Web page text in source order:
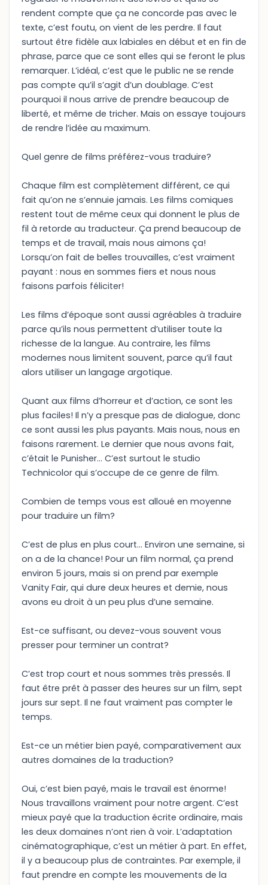
rendent compte que ça ne concorde pas avec le
texte, c’est foutu, on vient de les perdre. Il faut
surtout être fidèle aux labiales en début et en fin de
phrase, parce que ce sont elles qui se feront le plus
remarquer. L’idéal, c’est que le public ne se rende
pas compte qu’il s’agit d’un doublage. C’est
pourquoi il nous arrive de prendre beaucoup de
liberté, et même de tricher. Mais on essaye toujours
de rendre l’idée au maximum.
Quel genre de films préférez-vous traduire?
Chaque film est complètement différent, ce qui
fait qu’on ne s’ennuie jamais. Les films comiques
restent tout de même ceux qui donnent le plus de
fil à retorde au traducteur. Ça prend beaucoup de
temps et de travail, mais nous aimons ça!
Lorsqu’on fait de belles trouvailles, c’est vraiment
payant : nous en sommes fiers et nous nous
faisons parfois féliciter!
Les films d’époque sont aussi agréables à traduire
parce qu’ils nous permettent d’utiliser toute la
richesse de la langue. Au contraire, les films
modernes nous limitent souvent, parce qu’il faut
alors utiliser un langage argotique.
Quant aux films d’horreur et d’action, ce sont les
plus faciles! Il n’y a presque pas de dialogue, donc
ce sont aussi les plus payants. Mais nous, nous en
faisons rarement. Le dernier que nous avons fait,
c’était le Punisher… C’est surtout le studio
Technicolor qui s’occupe de ce genre de film.
Combien de temps vous est alloué en moyenne
pour traduire un film?
C’est de plus en plus court… Environ une semaine, si
on a de la chance! Pour un film normal, ça prend
environ 5 jours, mais si on prend par exemple
Vanity Fair, qui dure deux heures et demie, nous
avons eu droit à un peu plus d’une semaine.
Est-ce suffisant, ou devez-vous souvent vous
presser pour terminer un contrat?
C’est trop court et nous sommes très pressés. Il
faut être prêt à passer des heures sur un film, sept
jours sur sept. Il ne faut vraiment pas compter le
temps.
Est-ce un métier bien payé, comparativement aux
autres domaines de la traduction?
Oui, c’est bien payé, mais le travail est énorme!
Nous travaillons vraiment pour notre argent. C’est
mieux payé que la traduction écrite ordinaire, mais
les deux domaines n’ont rien à voir. L’adaptation
cinématographique, c’est un métier à part. En effet,
il y a beaucoup plus de contraintes. Par exemple, il
faut prendre en compte les mouvements de la